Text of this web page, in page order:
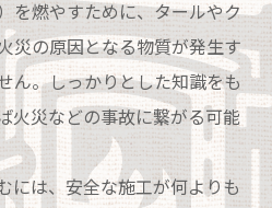
を燃やすために、タールやク
災の原因となる物質が発生す
ん。しっかりとした知識をも
火災などの事故に繋がる可能
には、安全な施工が何よりも